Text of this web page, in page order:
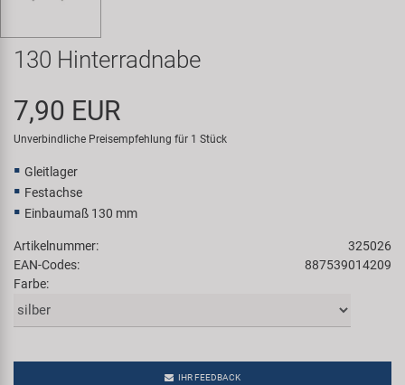
Smart
SRAM/RockShox
Trail-Gator
Velo
Markenübersicht
130 Hinterradnabe
7,90 EUR
Unverbindliche Preisempfehlung für 1 Stück
Gleitlager
Festachse
Einbaumaß 130 mm
Artikelnummer:
325026
EAN-Codes:
887539014209
Farbe:
IHR FEEDBACK